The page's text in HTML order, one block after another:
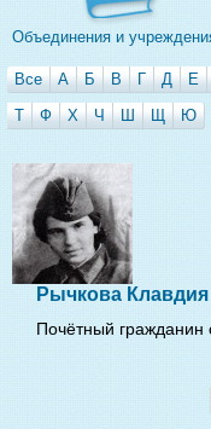
Объединения и
Все А Б В Г Д Е
Т
Ф Х Ч Ш Щ Ю
Рычкова
Почётный гражданин